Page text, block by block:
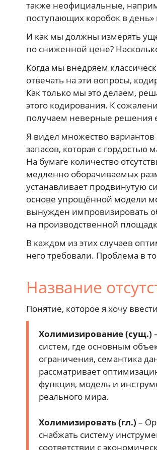
также неофициальные,
поступающих коробок в день»
И как мы должны измерять
по сниженной цене?
Когда мы внедряем
отвечать на эти вопросы,
Как только мы это делаем,
этого кодирования. К
получаем неверные решения
Я видел множество
запасов, которая с гордостью
На бумаге количество
медленно оборачиваемых
устанавливает продвинутую
основе упрощённой модели
вынужден импровизировать
на производственной
В каждом из этих случаев
него требовали. Проблема в
Название
Понятие, которое я хочу
Холимизирование (сущ.)
систем, где основным
ограничения, семантика
рассматривает
функция, модель и
реального мира.
Холимизировать (гл.) –
снабжать систему
соответствии с